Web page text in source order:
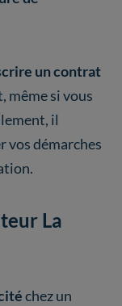
un contrat
même si vous
il
vos démarches
La
chez un